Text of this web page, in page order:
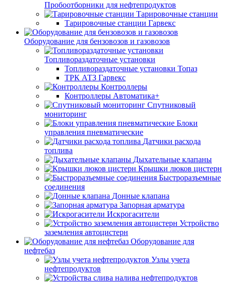
Пробоотборники для нефтепродуктов
Тарировочные станции
Тарировочные станции Гарвекс
Оборудование для бензовозов и газовозов
Топливораздаточные установки
Топливораздаточные установки Топаз
ТРК АТЗ Гарвекс
Контроллеры
Контроллеры Автоматика+
Спутниковый
мониторинг
Блоки
управления пневматические
Датчики расхода
топлива
Дыхательные клапаны
Крышки люков цистерн
Быстроразъемные
соединения
Донные клапана
Запорная арматура
Искрогасители
Устройство
заземления автоцистерн
Оборудование для
нефтебаз
Узлы учета
нефтепродуктов